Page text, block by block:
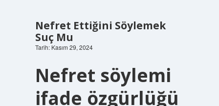
Nefret Ettiğini Söylemek
Suç Mu
Tarih: Kasım 29, 2024
Nefret söylemi
ifade özgürlüğü